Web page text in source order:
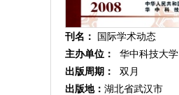
刊名：
国际学术动态
主办单位：
华中科技大学
出版周期：
双月
出版地： 湖北省武汉市